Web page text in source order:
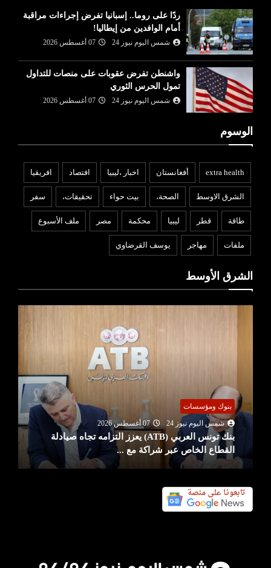
ردًا على روما.. إسبانيا تفرض إجراءات مراقبة
أمام الوافدين من إيطاليا!
شمس اليوم نيوز 24 07 أغسطس 2026
واشنطن تفرض عقوبات على منصات للتداول
تمول الحرس الثوري
شمس اليوم نيوز 24 07 أغسطس 2026
الوسوم
extra health أفغانستان اخبار ،ليبيا افتصاد افريقيا
الشرق الاوسط الصحة، بيت حواء تحقيقات، سفر
طاقة قطر ليبيا محكمة مصر ملف الأسبوع
ملفات مهاجر يوسف القرضاوي
الشرق الأوسط
بنوك ومؤسسات
شمس اليوم نيوز 24
07 أغسطس 2026
بنك تونس العربي (ATB) يعزز التزامه تجاه صيادلة
القطاع الخاص عبر شراكة مع ...